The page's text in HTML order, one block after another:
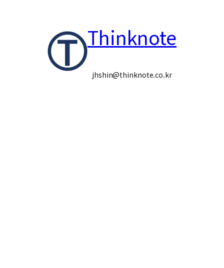
Thinknote
jhshin@thinknote.co.kr